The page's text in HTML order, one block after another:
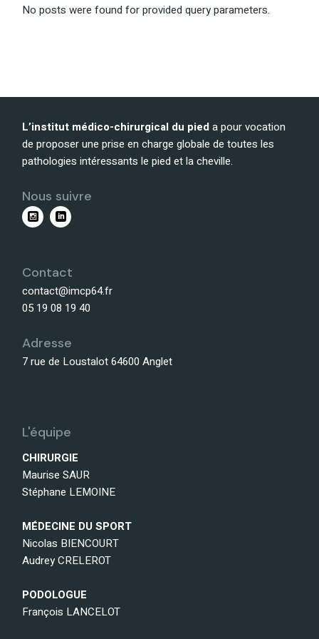
No posts were found for provided query parameters.
L’institut médico-chirurgical du pieda pour vocation
de proposer une prise en charge globale de toutes les
pathologies intéressants le pied et la cheville.
Nous suivre
Contact
contact@imcp64.fr
05 19 08 19 40
Adresse
7 rue de Loustalot 64600 Anglet
L'équipe
CHIRURGIE
Maurise SAUR
Stéphane LEMOINE
MÉDECINE DU SPORT
Nicolas BIENCOURT
Audrey CRELEROT
PODOLOGUE
François LANCELOT